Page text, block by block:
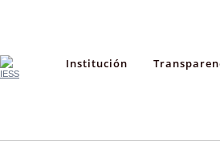
Institución